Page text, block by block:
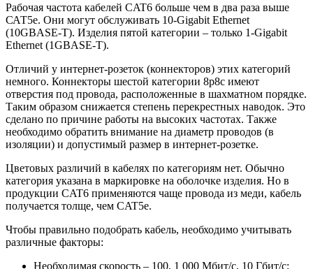
Рабочая частота кабелей CAT6 больше чем в два раза выше
САТ5е. Они могут обслуживать 10-Gigabit Ethernet
(10GBASE-T). Изделия пятой категории – только 1-Gigabit
Ethernet (1GBASE-T).
Отличий у интернет-розеток (коннекторов) этих категорий
немного. Коннекторы шестой категории 8p8c имеют
отверстия под провода, расположенные в шахматном порядке.
Таким образом снижается степень перекрестных наводок. Это
сделано по причине работы на высоких частотах. Также
необходимо обратить внимание на диаметр проводов (в
изоляции) и допустимый размер в интернет-розетке.
Цветовых различий в кабелях по категориям нет. Обычно
категория указана в маркировке на оболочке изделия. Но в
продукции CAT6 применяются чаще провода из меди, кабель
получается толще, чем CAT5e.
Чтобы правильно подобрать кабель, необходимо учитывать
различные факторы:
Необходимая скорость – 100, 1 000 Мбит/с, 10 Гбит/с;